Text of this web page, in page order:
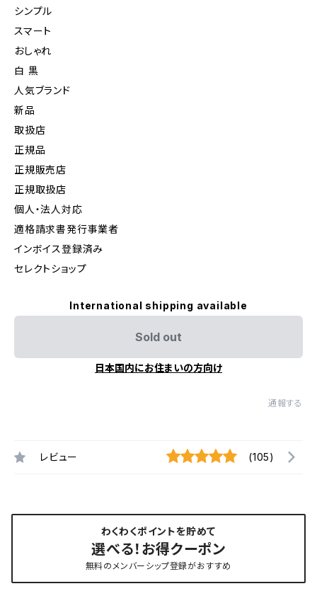
シンプル
スマート
おしゃれ
白 黒
人気ブランド
新品
取扱店
正規品
正規販売店
正規取扱店
個人・法人対応
適格請求書発行事業者
インボイス登録済み
セレクトショップ
International shipping available
Sold out
日本国内にお住まいの方向け
通報する
レビュー (105)
わくわくポイントを貯めて
選べる！お得クーポン
無料のメンバーシップ登録がおすすめ